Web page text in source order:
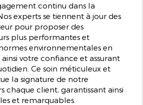
continu dans la
experts se tiennent à jour des
pour proposer des
plus performantes et
environnementales en
votre confiance et assurant
Ce soin méticuleux et
la signature de notre
chaque client, garantissant ainsi
et remarquables.